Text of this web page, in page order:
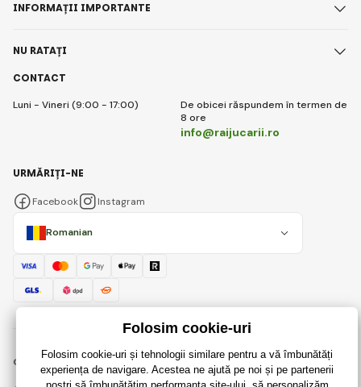
CONTACT
Luni - Vineri (9:00 - 17:00)
De obicei răspundem în termen de
8 ore
info@raijucarii.ro
INFORMAȚII IMPORTANTE
NU RATAȚI
Romanian
URMĂRIȚI-NE
Facebook Instagram
© 2018 - 2026 RaiJucării.ro, Toate drepturile rezervate